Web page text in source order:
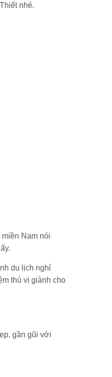
nhé.
Nam nói
du lịch nghỉ
thú vị giành cho
gần gũi với